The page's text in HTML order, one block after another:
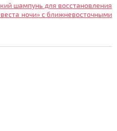
шампунь для восстановления
ночи» с ближневосточными